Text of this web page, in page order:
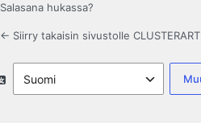
Salasana hukassa?
← Siirry takaisin sivustolle CLUSTERART
Kieli